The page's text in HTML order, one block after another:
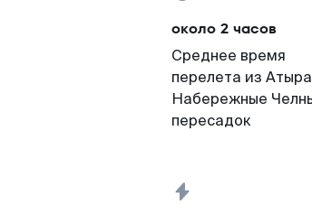
около 2 часов
Среднее время
перелета из
Набережные
пересадок